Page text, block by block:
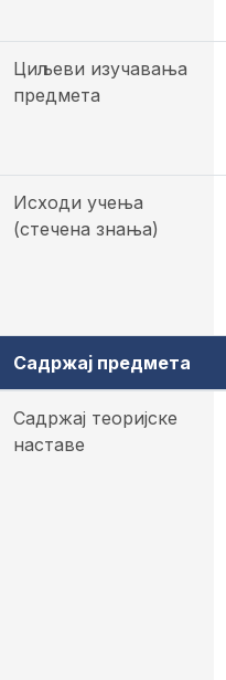
Циљеви изучавања
предмета
Исходи учења
(стечена знања)
Садржај предмета
Садржај теоријске
наставе